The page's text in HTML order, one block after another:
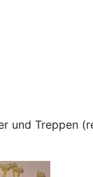
und Treppen